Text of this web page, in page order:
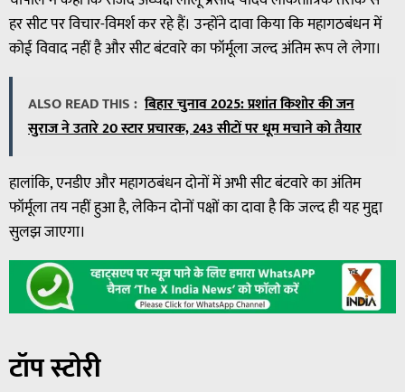
हर सीट पर विचार-विमर्श कर रहे हैं। उन्होंने दावा किया कि महागठबंधन में
कोई विवाद नहीं है और सीट बंटवारे का फॉर्मूला जल्द अंतिम रूप ले लेगा।
ALSO READ THIS : बिहार चुनाव 2025: प्रशांत किशोर की जन
सुराज ने उतारे 20 स्टार प्रचारक, 243 सीटों पर धूम मचाने को तैयार
हालांकि, एनडीए और महागठबंधन दोनों में अभी सीट बंटवारे का अंतिम
फॉर्मूला तय नहीं हुआ है, लेकिन दोनों पक्षों का दावा है कि जल्द ही यह मुद्दा
सुलझ जाएगा।
टॉप स्टोरी